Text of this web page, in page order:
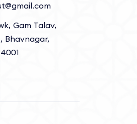
Gam Talav,
Bhavnagar,